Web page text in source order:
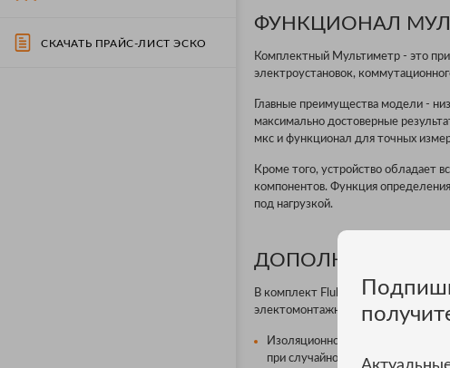
СКАЧАТЬ ПРАЙС-ЛИСТ ЭСКО
ФУНКЦИОНАЛ
Комплектный Мультиметр - это
электроустановок,
Главные преимущества модели -
максимально достоверные
мкс и функционал для точных
Кроме того, устройство обладает
компонентов. Функция
под нагрузкой.
В комплект Fluke IB875KEUR
электомонтажные пассатажи с
Изоляционное покрытие
при случайном контакте с